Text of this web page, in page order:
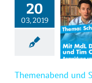
20
03, 2019
Themenabend und